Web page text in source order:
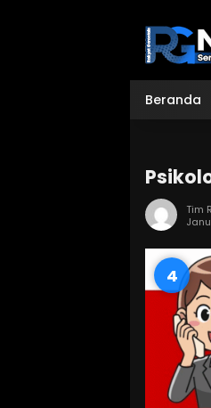
Beranda
Tim
3